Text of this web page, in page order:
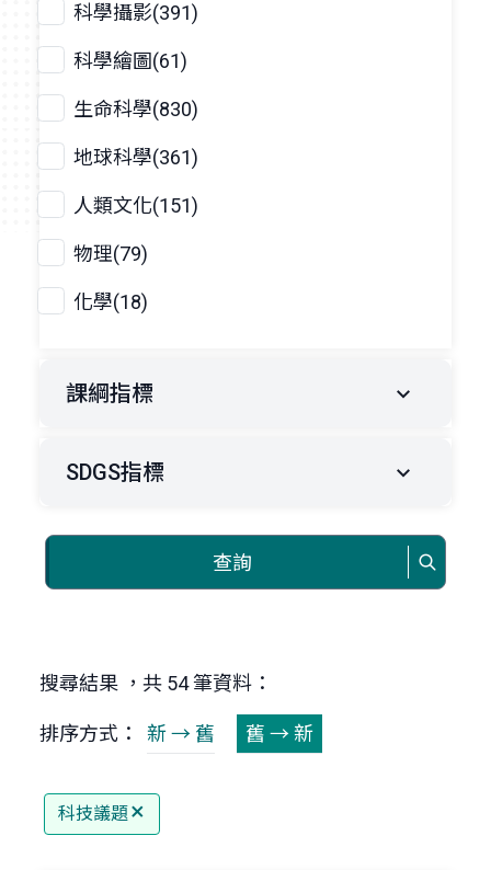
科學攝影(391)
科學繪圖(61)
生命科學(830)
地球科學(361)
人類文化(151)
物理(79)
化學(18)
課綱指標
SDGS指標
查詢
搜尋結果 ，共 54 筆資料：
排序方式： 新 → 舊 舊 → 新
科技議題